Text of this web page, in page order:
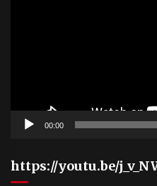
00:00
https://youtu.be/